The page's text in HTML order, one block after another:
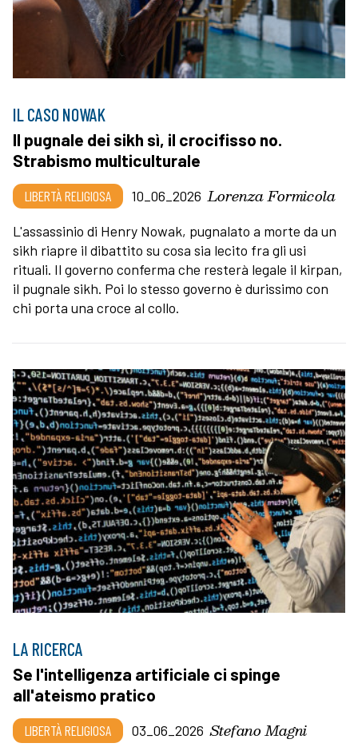
IL CASO NOWAK
Il pugnale dei sikh sì, il crocifisso no.
Strabismo multiculturale
LIBERTÀ RELIGIOSA 10_06_2026 Lorenza Formicola
L'assassinio di Henry Nowak, pugnalato a morte da un
sikh riapre il dibattito su cosa sia lecito fra gli usi
rituali. Il governo conferma che resterà legale il kirpan,
il pugnale sikh. Poi lo stesso governo è durissimo con
chi porta una croce al collo.
LA RICERCA
Se l'intelligenza artificiale ci spinge
all'ateismo pratico
LIBERTÀ RELIGIOSA 03_06_2026 Stefano Magni